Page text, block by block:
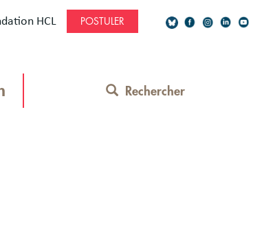
HCL POSTULER
Network
Rechercher